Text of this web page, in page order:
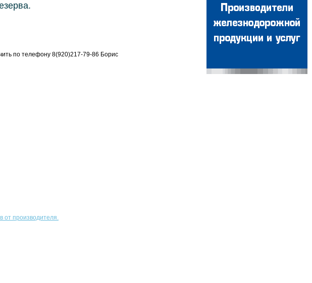
по телефону 8(920)217-79-86 Борис
от производителя.